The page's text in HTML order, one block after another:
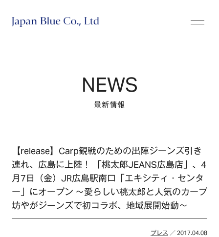
NEWS
最新情報
【release】Carp観戦のための出陣ジーンズ引き
連れ、広島に上陸！ 「桃太郎JEANS広島店」、4
月7日（金）JR広島駅南口「エキシティ・センタ
ー」にオープン ～愛らしい桃太郎と人気のカープ
坊やがジーンズで初コラボ、地域展開始動～
プレス ／ 2017.04.08